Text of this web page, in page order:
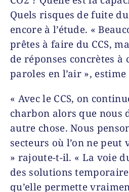
Quels risques de fuite
encore à l’étude. «
prêtes à faire du CCS,
de réponses concrètes à
paroles en l’air »,
« Avec le CCS, on
charbon alors que nous
autre chose. Nous
secteurs où l’on ne
» rajoute-t-il. « La voie
des solutions
qu’elle permette